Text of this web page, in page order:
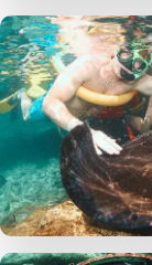
Prijsklasse
Activiteit
Soort
Aanbieder